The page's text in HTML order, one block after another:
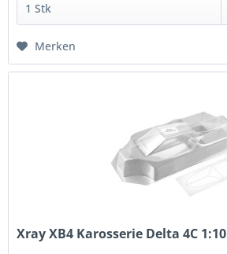
Merken
Xray XB4 Karosserie Delta 4C 1:10